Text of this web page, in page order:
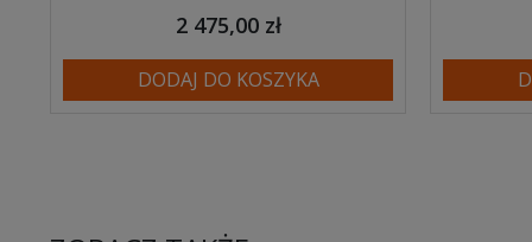
2 475,00 zł
DODAJ DO KOSZYKA